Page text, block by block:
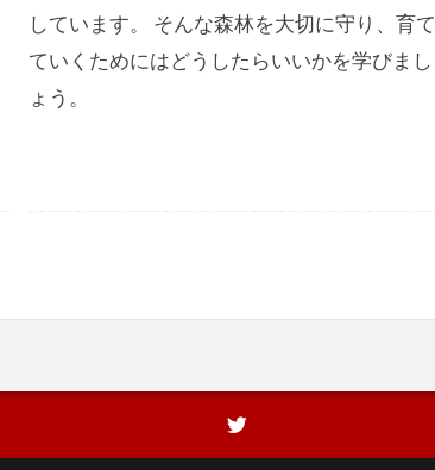
しています。 そんな森林を大切に守り、育て
ていくためにはどうしたらいいかを学びまし
ょう。